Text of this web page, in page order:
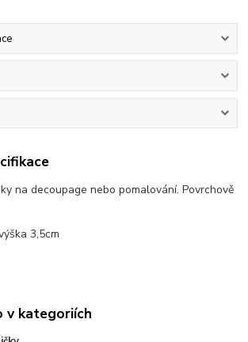
na decoupage nebo pomalování. Povrchově
3,5cm
v kategoriích